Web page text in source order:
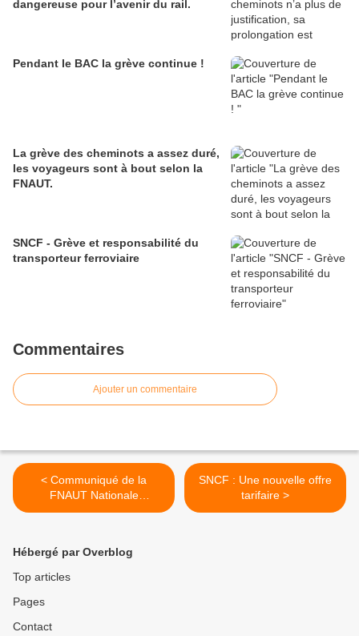
dangereuse pour l’avenir du rail.
Pendant le BAC la grève continue !
La grève des cheminots a assez duré,
les voyageurs sont à bout selon la
FNAUT.
SNCF - Grève et responsabilité du
transporteur ferroviaire
Commentaires
Ajouter un commentaire
< Communiqué de la
FNAUT Nationale
concernant la grève du 14
SNCF : Une nouvelle offre
tarifaire >
Hébergé par Overblog
Top articles
Pages
Contact